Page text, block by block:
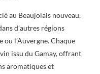
au Beaujolais nouveau,
d’autres régions
l’Auvergne. Chaque
issu du Gamay, offrant
aromatiques et